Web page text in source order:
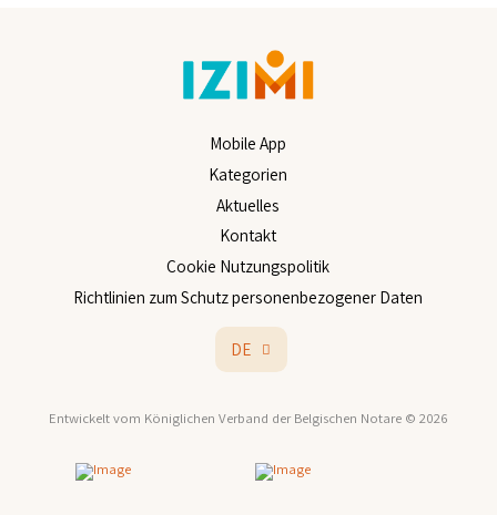
Mobile App
Kategorien
Aktuelles
Kontakt
Cookie Nutzungspolitik
Richtlinien zum Schutz personenbezogener Daten
DE
Entwickelt vom Königlichen Verband der Belgischen Notare© 2026